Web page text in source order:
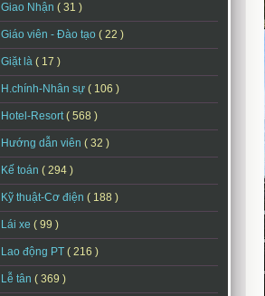
Giao Nhận ( 31 )
Giáo viên - Đào tạo ( 22 )
Giặt là ( 17 )
H.chính-Nhân sự ( 106 )
Hotel-Resort( 568 )
Hướng dẫn viên ( 32 )
Kế toán ( 294 )
Kỹ thuật-Cơ điện ( 188 )
Lái xe ( 99 )
Lao động PT ( 216 )
Lễ tân ( 369 )